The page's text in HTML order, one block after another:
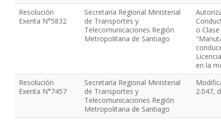
Resolución
Exenta N°5832
Secretaría Regional Ministerial
de Transportes y
Telecomunicaciones Región
Metropolitana de Santiago
o
en la
Resolución
Exenta N°7457
Secretaría Regional Ministerial
de Transportes y
Telecomunicaciones Región
Metropolitana de Santiago
2.047,